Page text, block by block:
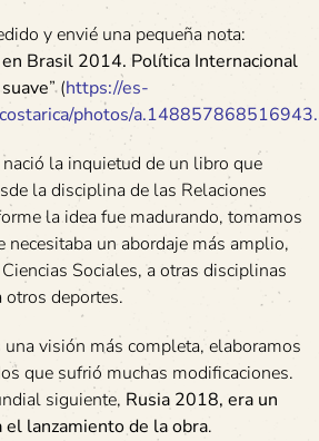
y envié una pequeña nota:
en Brasil 2014. Política Internacional
” (https://es-
photos/
la inquietud de un libro que
la disciplina de las Relaciones
la idea fue madurando, tomamos
necesitaba un abordaje más amplio,
Sociales, a otras disciplinas
deportes.
visión más completa, elaboramos
que sufrió muchas modificaciones.
siguiente, Rusia 2018, era un
el lanzamiento de la obra.